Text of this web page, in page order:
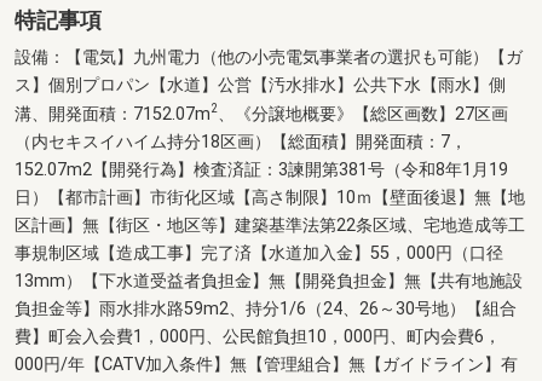
特記事項
設備：【電気】九州電力（他の小売電気事業者の選択も可能）【ガ
ス】個別プロパン【水道】公営【汚水排水】公共下水【雨水】側
溝、開発面積：7152.07m2、《分譲地概要》【総区画数】27区画
（内セキスイハイム持分18区画）【総面積】開発面積：7，
152.07m2【開発行為】検査済証：3諫開第381号（令和8年1月19
日）【都市計画】市街化区域【高さ制限】10ｍ【壁面後退】無【地
区計画】無【街区・地区等】建築基準法第22条区域、宅地造成等工
事規制区域【造成工事】完了済【水道加入金】55，000円（口径
13mm）【下水道受益者負担金】無【開発負担金】無【共有地施設
負担金等】雨水排水路59m2、持分1/6（24、26～30号地）【組合
費】町会入会費1，000円、公民館負担10，000円、町内会費6，
000円/年【CATV加入条件】無【管理組合】無【ガイドライン】有